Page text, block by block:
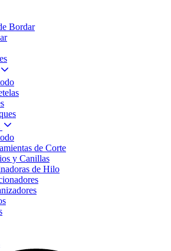
Bordar
de Corte
y Canillas
de Hilo